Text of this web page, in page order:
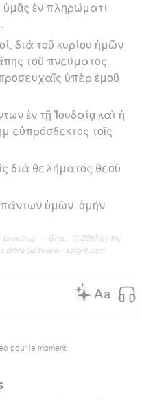
ὑμᾶς ἐν πληρώματι
διὰ τοῦ κυρίου ἡμῶν
τοῦ πνεύματος
ὑπὲρ ἐμοῦ
ἐν τῇ Ἰουδαίᾳ καὶ ἡ
εὐπρόσδεκτος τοῖς
διὰ θελήματος θεοῦ
ὑμῶν· ἀμήν.
--- Grec : © 2010 by the
Bible Software - sblgnt.com
pour le moment.